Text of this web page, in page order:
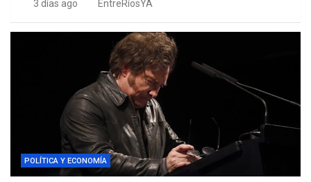
3 días ago EntreRíosYA
POLÍTICA Y ECONOMÍA